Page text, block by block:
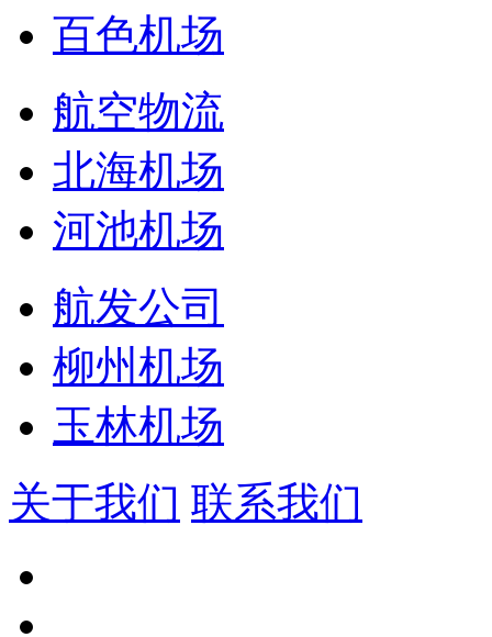
百色机场
航空物流
北海机场
河池机场
航发公司
柳州机场
玉林机场
关于我们 联系我们